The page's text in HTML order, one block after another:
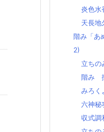
炎色水
天長地
階み「あ
2)
立ちの
階み
みろく
六神秘
収式